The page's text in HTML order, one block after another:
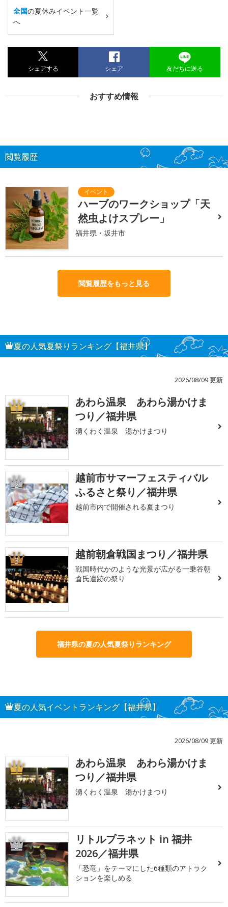
全国の夏休みイベント一覧
へ
シェアする シェア 友だちに送る
おすすめ情報
閲覧履歴
ハーブのワークショップ「天
然虫よけスプレー」
福井県・坂井市
閲覧履歴をもっと見る
夏の人気夏祭りランキング【福井県】
2026/08/09 更新
1
あわら温泉 あわら湯かけま
つり／福井県
湧くわく温泉 湯かけまつり
2
越前市サマーフェスティバル
ふるさと祭り／福井県
越前市内で開催される夏まつり
3 越前朝倉戦国まつり／福井県
戦国時代かのような光景が広がる一乗谷朝
倉氏遺跡の祭り
福井県の夏の人気夏祭りランキング
夏の人気イベントランキング【福井県】
2026/08/09 更新
1
あわら温泉 あわら湯かけま
つり／福井県
湧くわく温泉 湯かけまつり
2
リトルプラネット in 福井
2026／福井県
「恐竜」をテーマにした6種類のアトラク
ションを楽しめる